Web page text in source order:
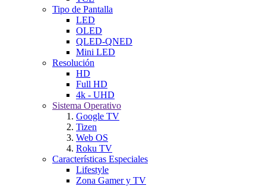
Tipo de Pantalla
LED
OLED
QLED-QNED
Mini LED
Resolución
HD
Full HD
4k - UHD
Sistema Operativo
Google TV
Tizen
Web OS
Roku TV
Características Especiales
Lifestyle
Zona Gamer y TV